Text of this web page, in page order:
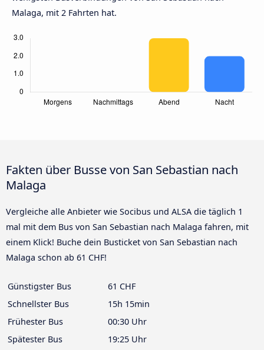
Malaga, mit 2 Fahrten hat.
Fakten über Busse von San Sebastian nach
Malaga
Vergleiche alle Anbieter wie Socibus und ALSA die täglich 1
mal mit dem Bus von San Sebastian nach Malaga fahren, mit
einem Klick! Buche dein Busticket von San Sebastian nach
Malaga schon ab 61 CHF!
Günstigster Bus
61 CHF
Schnellster Bus
15h 15min
Frühester Bus
00:30 Uhr
Spätester Bus
19:25 Uhr